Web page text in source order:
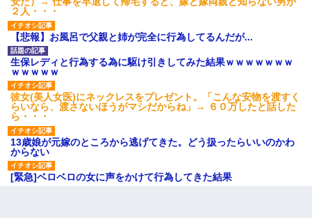
２人・・・
【悲報】お風呂で父親と姉が完全に行為してるんだが...
生保レディと行為する為に駆け引きしてみた結果ｗｗｗｗｗｗｗ
ｗｗｗｗｗ
彼女(美人女医)にネックレスをプレゼント。「こんな安物を渡すく
らいなら、渡さないほうがマシだからね」→ ６０万したと話した
ら・・・
13歳娘が元嫁のところから逃げてきた。どう扱ったらいいのかわ
からない
[緊急]ベロベロの女に声をかけて行為してきた結果